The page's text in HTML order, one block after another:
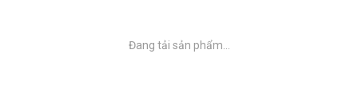
Đang tải sản phẩm...